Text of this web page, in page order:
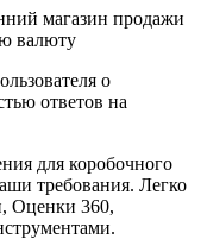
магазин продажи
валюту
о
ответов на
для коробочного
требования. Легко
Оценки 360,